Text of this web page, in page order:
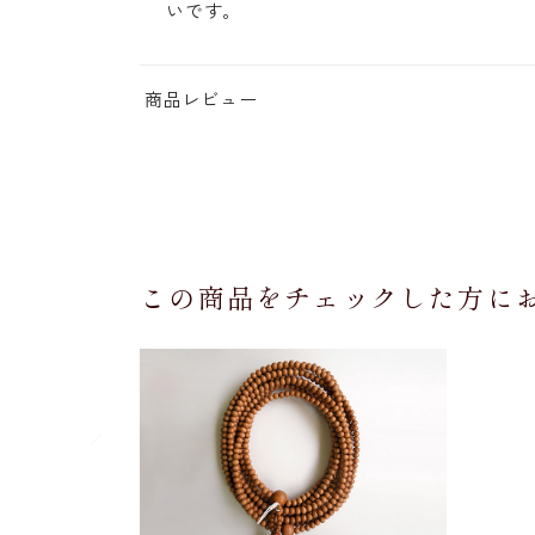
いです。
商品レビュー
この商品をチェックした方に